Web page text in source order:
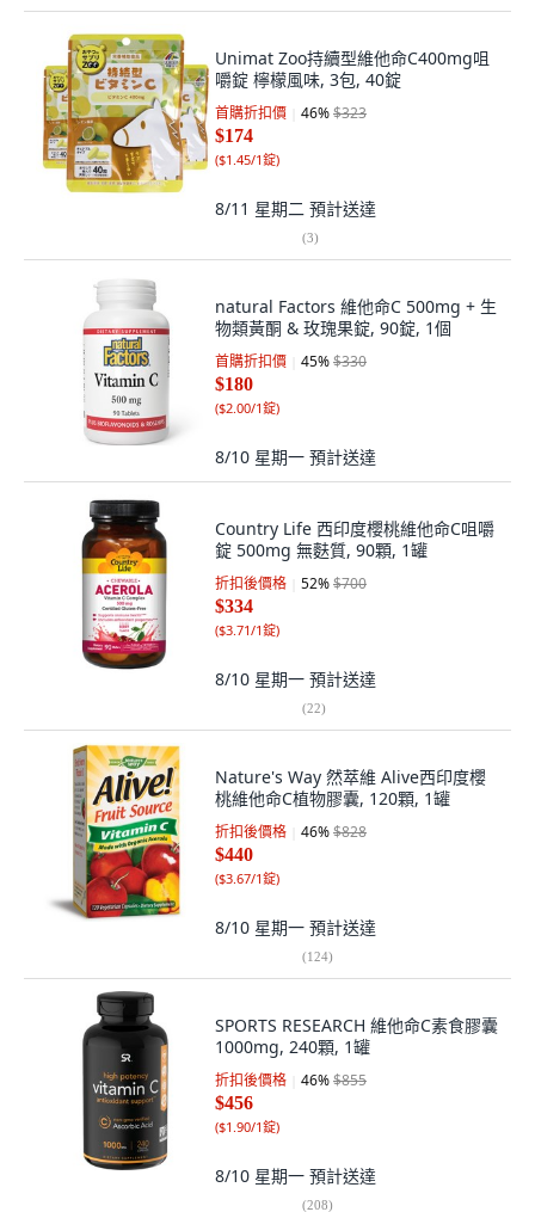
Unimat Zoo持續型維他命C400mg咀
嚼錠 檸檬風味, 3包, 40錠
首購折扣價 46%$323
$174
($1.45/1錠)
8/11 星期二 預計送達
(3)
natural Factors 維他命C 500mg + 生
物類黃酮 & 玫瑰果錠, 90錠, 1個
首購折扣價 45%$330
$180
($2.00/1錠)
8/10 星期一 預計送達
Country Life 西印度櫻桃維他命C咀嚼
錠 500mg 無麩質, 90顆, 1罐
折扣後價格 52%$700
$334
($3.71/1錠)
8/10 星期一 預計送達
(22)
Nature's Way 然萃維 Alive西印度櫻
桃維他命C植物膠囊, 120顆, 1罐
折扣後價格 46%$828
$440
($3.67/1錠)
8/10 星期一 預計送達
(124)
SPORTS RESEARCH 維他命C素食膠囊
1000mg, 240顆, 1罐
折扣後價格 46%$855
$456
($1.90/1錠)
8/10 星期一 預計送達
(208)